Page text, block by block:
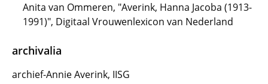
Anita van Ommeren, "Averink, Hanna Jacoba (1913-
1991)", Digitaal Vrouwenlexicon van Nederland
archivalia
archief-Annie Averink, IISG